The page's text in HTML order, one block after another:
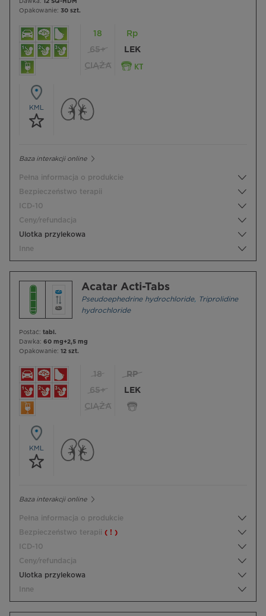
Dawka:
12 SQ-HDM
Opakowanie: 30 szt.
18
65+
CIĄŻA
Rp
LEK
KML
Baza interakcji online
Pełna informacja o produkcie
Bezpieczeństwo terapii
ICD-10
Ceny/refundacja
Ulotka przylekowa
Inne
Acatar Acti-Tabs
Pseudoephedrine hydrochloride, Triprolidine
hydrochloride
Postać: tabl.
Dawka: 60 mg+2,5 mg
Opakowanie: 12 szt.
18
65+
CIĄŻA
RP
LEK
KML
Baza interakcji online
Pełna informacja o produkcie
Bezpieczeństwo terapii ( ! )
ICD-10
Ceny/refundacja
Ulotka przylekowa
Inne